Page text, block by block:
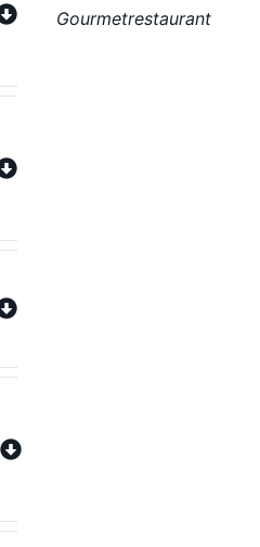
Gourmetrestaurant